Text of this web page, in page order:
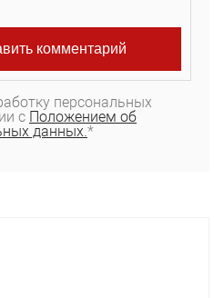
персональных
с Положением об
данных.*